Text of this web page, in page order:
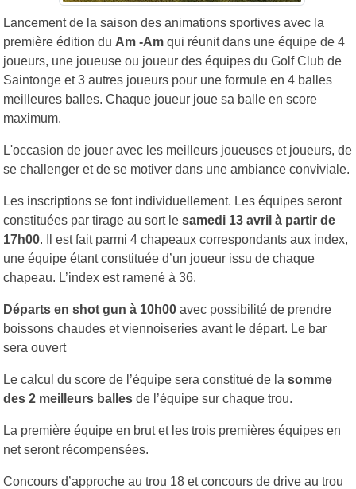
Lancement de la saison des animations sportives avec la
première édition du Am -Am qui réunit dans une équipe de 4
joueurs, une joueuse ou joueur des équipes du Golf Club de
Saintonge et 3 autres joueurs pour une formule en 4 balles
meilleures balles. Chaque joueur joue sa balle en score
maximum.
L'occasion de jouer avec les meilleurs joueuses et joueurs, de
se challenger et de se motiver dans une ambiance conviviale.
Les inscriptions se font individuellement. Les équipes seront
constituées par tirage au sort le samedi 13 avril à partir de
17h00. Il est fait parmi 4 chapeaux correspondants aux index,
une équipe étant constituée d’un joueur issu de chaque
chapeau. L’index est ramené à 36.
Départs en shot gun à 10h00 avec possibilité de prendre
boissons chaudes et viennoiseries avant le départ. Le bar
sera ouvert
Le calcul du score de l’équipe sera constitué de la somme
des 2 meilleurs balles de l’équipe sur chaque trou.
La première équipe en brut et les trois premières équipes en
net seront récompensées.
Concours d’approche au trou 18 et concours de drive au trou